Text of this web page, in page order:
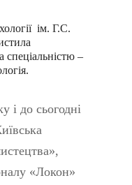
ім. Г.С.
спеціальністю –
і до сьогодні
«Локон»